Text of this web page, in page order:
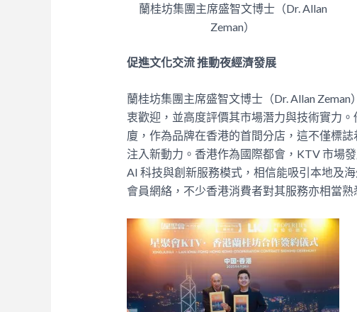
蘭桂坊集團主席盛智文博士（Dr. Allan
Zeman）
促進文化交流 推動夜經濟發展
蘭桂坊集團主席盛智文博士（Dr. Allan
衷歡迎，並高度評價其市場潛力與技術實力
廈，作為品牌在香港的首間分店，這不僅標
注入新動力。香港作為國際都會，KTV 市場
AI 科技與創新服務模式，相信能吸引本地及
會員網絡，不少香港消費者對其服務亦相當熟